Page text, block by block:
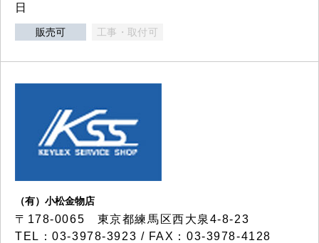
日
販売可 工事・取付可
（有）小松金物店
〒178-0065 東京都練馬区西大泉4-8-23
TEL：03-3978-3923 / FAX：03-3978-4128